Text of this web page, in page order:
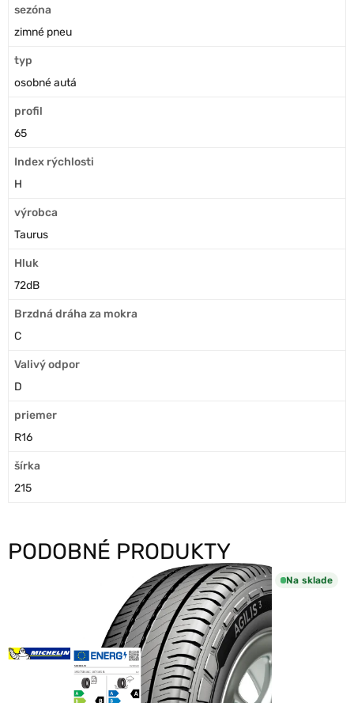
sezóna
zimné pneu
typ
osobné autá
profil
65
Index rýchlosti
H
výrobca
Taurus
Hluk
72dB
Brzdná dráha za mokra
C
Valivý odpor
D
priemer
R16
šírka
215
PODOBNÉ PRODUKTY
Na sklade